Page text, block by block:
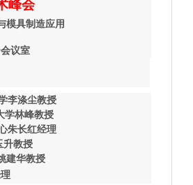
峰会
模具制造应用
会议室
李涤尘教授
学林峰教授
朱长红经理
升教授
建华教授